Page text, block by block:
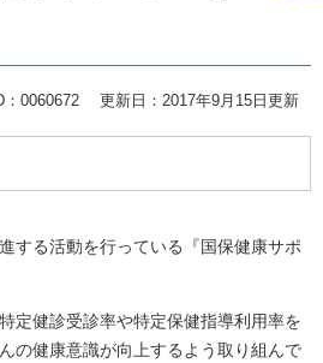
：0060672 更新日：2017年9月15日更新
する活動を行っている『国保健康サポ
定健診受診率や特定保健指導利用率を
の健康意識が向上するよう取り組んで